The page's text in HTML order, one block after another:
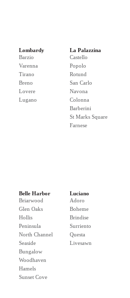
Lombardy
Barzio
Varenna
Tirano
Breno
Lovere
Lugano
La Palazzina
Castello
Popolo
Rotund
San Carlo
Navona
Colonna
Barberini
St Marks Square
Farnese
Belle Harbor
Briarwood
Glen Oaks
Hollis
Peninsula
North Channel
Seaside
Bungalow
Woodhaven
Hamels
Sunset Cove
Luciano
Adoro
Boheme
Brindise
Surriento
Questa
Livesawn